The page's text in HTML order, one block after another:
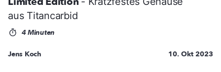
aus Titancarbid
4 Minuten
Jens Koch 10. Okt 2023